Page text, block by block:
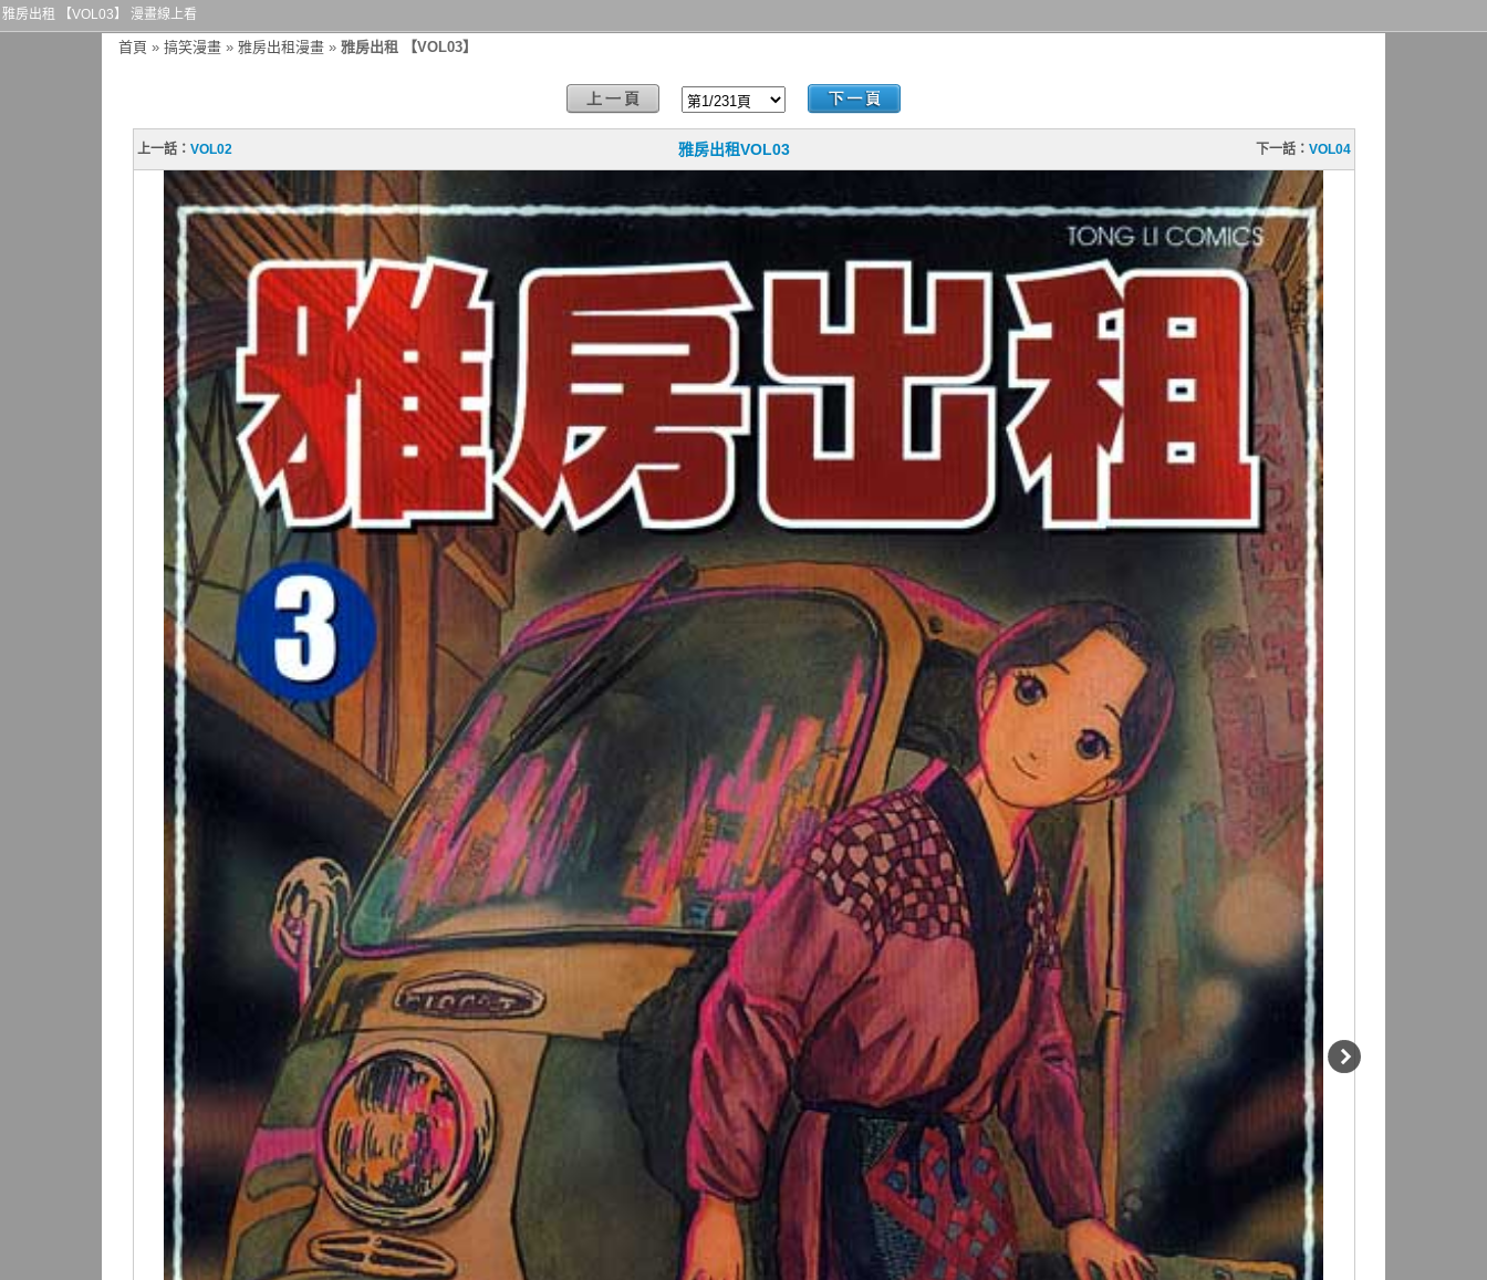
雅房出租 【VOL03】 漫畫線上看
首頁 » 搞笑漫畫 » 雅房出租漫畫 » 雅房出租 【VOL03】
上一話： VOL02 雅房出租VOL03 下一話： VOL04